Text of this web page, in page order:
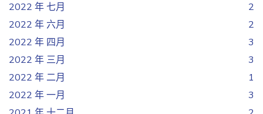
2022 年 七月
2
2022 年 六月
2
2022 年 四月
3
2022 年 三月
3
2022 年 二月
1
2022 年 一月
3